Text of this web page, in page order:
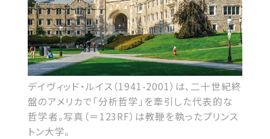
デイヴィッド・ルイス（1941-2001）は、二十世紀終
盤のアメリカで「分析哲学」を牽引した代表的な
哲学者。写真（＝123RF）は教鞭を執ったプリンス
トン大学。